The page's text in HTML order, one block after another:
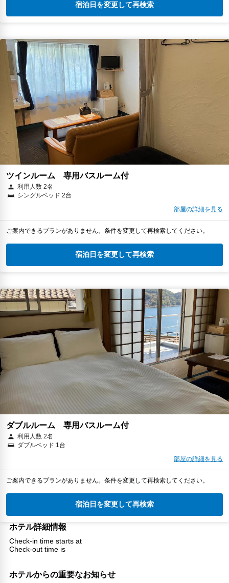
宿泊日を変更して再検索
ツインルーム 専用バスルーム付
利用人数 2名
シングルベッド 2台
部屋の詳細を見る
ご案内できるプランがありません。条件を変更して再検索してください。
宿泊日を変更して再検索
ダブルルーム 専用バスルーム付
利用人数 2名
ダブルベッド 1台
部屋の詳細を見る
ご案内できるプランがありません。条件を変更して再検索してください。
宿泊日を変更して再検索
ホテル詳細情報
Check-in time starts at
Check-out time is
ホテルからの重要なお知らせ